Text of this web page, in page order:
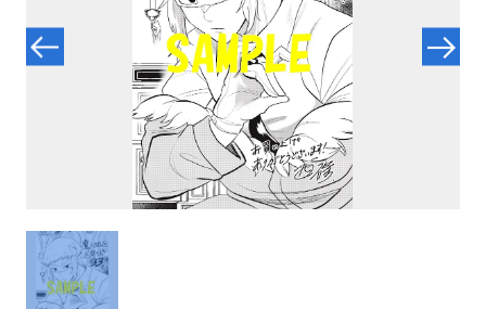
コミック・ラノベ
プロレス
数学
コンピューター